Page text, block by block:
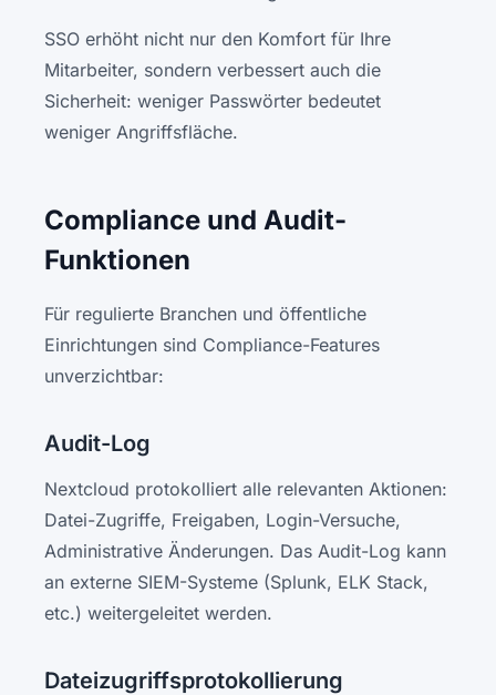
SSO erhöht nicht nur den Komfort für Ihre
Mitarbeiter, sondern verbessert auch die
Sicherheit: weniger Passwörter bedeutet
weniger Angriffsfläche.
Compliance und Audit-
Funktionen
Für regulierte Branchen und öffentliche
Einrichtungen sind Compliance-Features
unverzichtbar:
Audit-Log
Nextcloud protokolliert alle relevanten Aktionen:
Datei-Zugriffe, Freigaben, Login-Versuche,
Administrative Änderungen. Das Audit-Log kann
an externe SIEM-Systeme (Splunk, ELK Stack,
etc.) weitergeleitet werden.
Dateizugriffsprotokollierung